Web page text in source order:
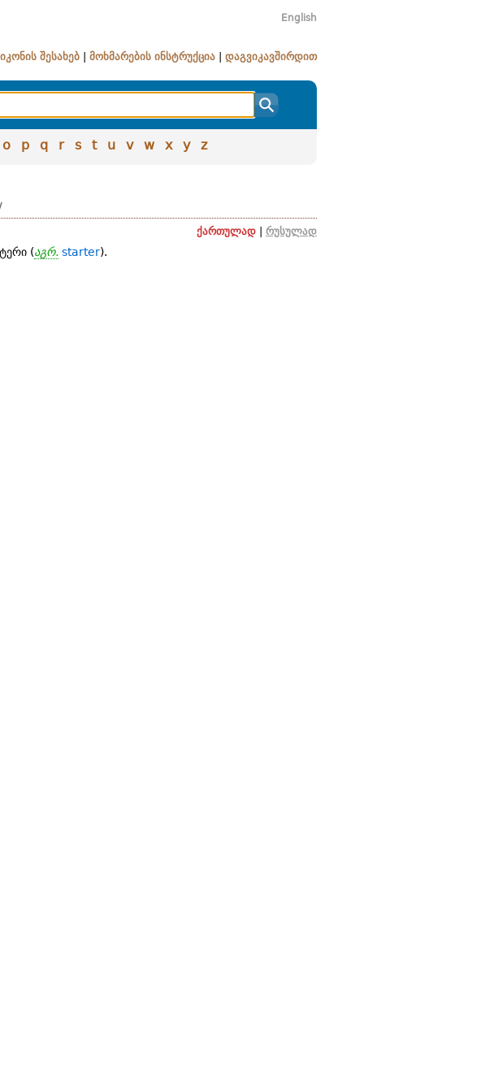
English
შესახებ მოხმარების ინსტრუქცია დაგვიკავშირდით
o p q r s t u v w x y z
ქართულად რუსულად
(აგრ. starter).